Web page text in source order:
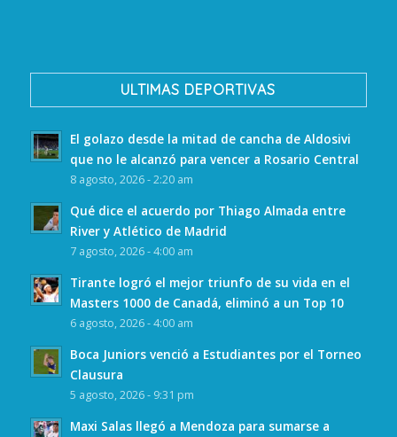
ULTIMAS DEPORTIVAS
El golazo desde la mitad de cancha de Aldosivi
que no le alcanzó para vencer a Rosario Central
8 agosto, 2026 - 2:20 am
Qué dice el acuerdo por Thiago Almada entre
River y Atlético de Madrid
7 agosto, 2026 - 4:00 am
Tirante logró el mejor triunfo de su vida en el
Masters 1000 de Canadá, eliminó a un Top 10
6 agosto, 2026 - 4:00 am
Boca Juniors venció a Estudiantes por el Torneo
Clausura
5 agosto, 2026 - 9:31 pm
Maxi Salas llegó a Mendoza para sumarse a